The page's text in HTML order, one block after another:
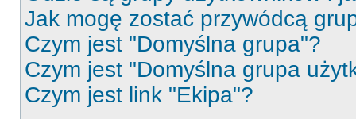
Jak mogę zostać przywódcą
Czym jest "Domyślna grupa"?
Czym jest "Domyślna grupa
Czym jest link "Ekipa"?